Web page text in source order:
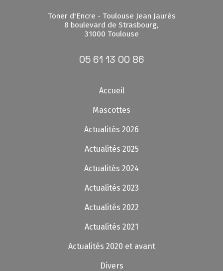
Toner d'Encre - Toulouse Jean Jaurès
8 boulevard de Strasbourg,
31000 Toulouse
05 61 13 00 86
Accueil
Mascottes
Actualités 2026
Actualités 2025
Actualités 2024
Actualités 2023
Actualités 2022
Actualités 2021
Actualités 2020 et avant
Divers